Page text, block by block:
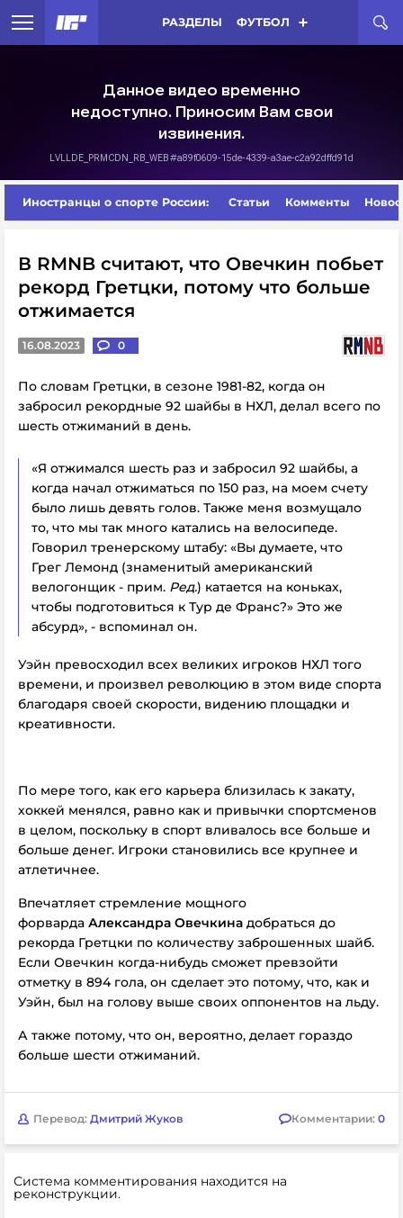
РАЗДЕЛЫ ФУТБОЛ
Иностранцы о спорте России: Статьи Комменты
В RMNB считают, что Овечкин побьет
рекорд Гретцки, потому что больше
отжимается
16.08.2023 0
По словам Гретцки, в сезоне 1981-82, когда он
забросил рекордные 92 шайбы в НХЛ, делал всего по
шесть отжиманий в день.
«Я отжимался шесть раз и забросил 92 шайбы, а
когда начал отжиматься по 150 раз, на моем счету
было лишь девять голов. Также меня возмущало
то, что мы так много катались на велосипеде.
Говорил тренерскому штабу: «Вы думаете, что
Грег Лемонд (знаменитый американский
велогонщик - прим. Ред.) катается на коньках,
чтобы подготовиться к Тур де Франс?» Это же
абсурд», - вспоминал он.
Уэйн превосходил всех великих игроков НХЛ того
времени, и произвел революцию в этом виде спорта
благодаря своей скорости, видению площадки и
креативности.
По мере того, как его карьера близилась к закату,
хоккей менялся, равно как и привычки спортсменов
в целом, поскольку в спорт вливалось все больше и
больше денег. Игроки становились все крупнее и
атлетичнее.
Впечатляет стремление мощного
форварда Александра Овечкина добраться до
рекорда Гретцки по количеству заброшенных шайб.
Если Овечкин когда-нибудь сможет превзойти
отметку в 894 гола, он сделает это потому, что, как и
Уэйн, был на голову выше своих оппонентов на льду.
А также потому, что он, вероятно, делает гораздо
больше шести отжиманий.
Перевод: Дмитрий Жуков Комментарии: 0
Система комментирования находится на
реконструкции.